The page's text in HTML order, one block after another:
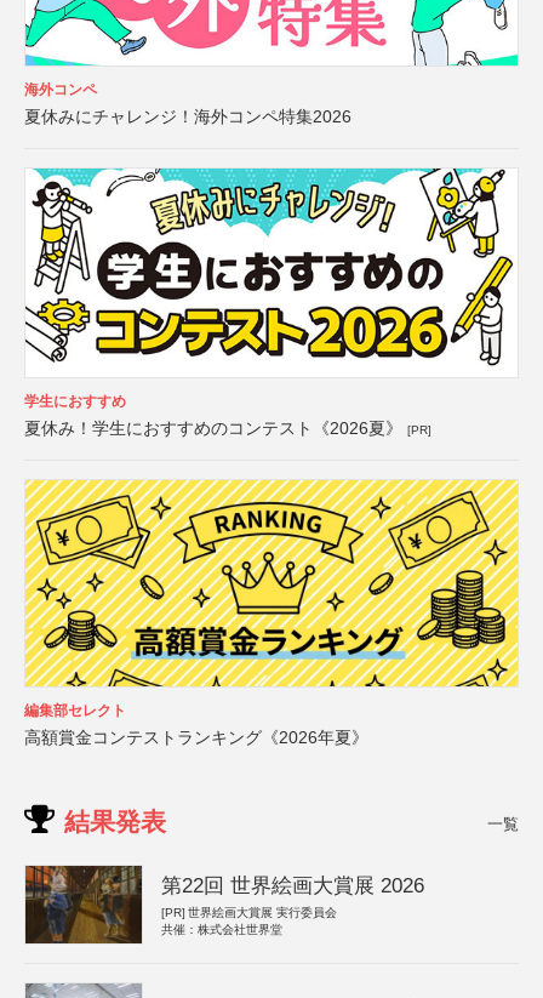
海外コンペ
夏休みにチャレンジ！海外コンペ特集2026
学生におすすめ
夏休み！学生におすすめのコンテスト《2026夏》 [PR]
編集部セレクト
高額賞金コンテストランキング《2026年夏》
結果発表 一覧
第22回 世界絵画大賞展 2026
[PR] 世界絵画大賞展 実行委員会
共催：株式会社世界堂